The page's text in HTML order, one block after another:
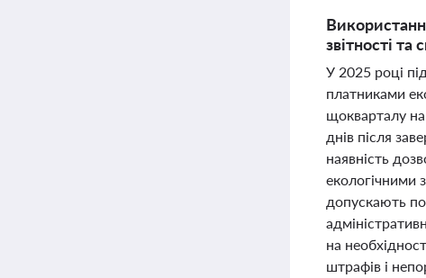
звітності
У 2025 році
платниками
щокварталу на
днів після
наявність
екологічними
допускають
на
штрафів і